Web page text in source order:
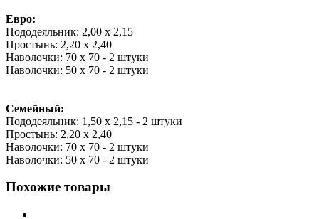
Евро:
Пододеяльник: 2,00 х 2,15
Простынь: 2,20 х 2,40
Наволочки: 70 х 70 - 2 штуки
Наволочки: 50 х 70 - 2 штуки
Семейный:
Пододеяльник: 1,50 х 2,15 - 2 штуки
Простынь: 2,20 х 2,40
Наволочки: 70 х 70 - 2 штуки
Наволочки: 50 х 70 - 2 штуки
Похожие товары